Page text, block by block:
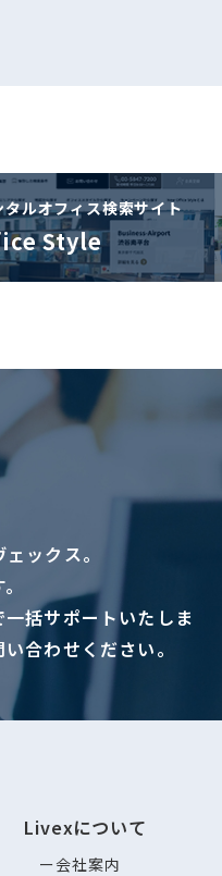
タルオフィス検索サイト
Style
ックス。
括サポートいたしま
合わせください。
Livexについて
会社案内